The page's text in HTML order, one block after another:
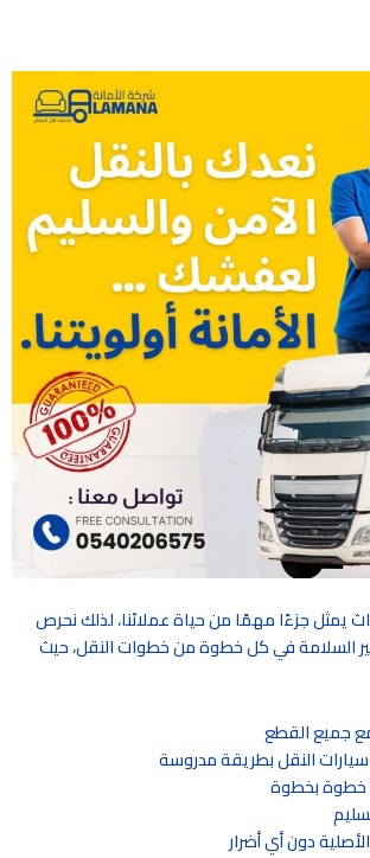
يمثل جزءًا مهمًا من حياة عملائنا، لذلك نحرص
السلامة في كل خطوة من خطوات النقل، حيث
جميع القطع
النقل بطريقة مدروسة
خطوة بخطوة
دون أي أضرار